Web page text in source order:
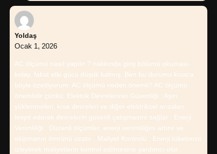
Yoldaş
Ocak 1, 2026
AC ölçümü nasıl yapılır ? hakkında giriş bölümü okuması
kolay, fakat etki gücü düşük kalmış. Ben bu durumu kısaca
böyle özetliyorum: AC ölçümü neden önemli? AC ölçümü
önemlidir çünkü: Elektrik Devrelerinin Güvenliği : Aşırı
yüklenmeleri, kısa devreleri ve diğer elektriksel arızaları
tespit ederek devrelerin güvenli çalışmasını sağlar . Enerji
Verimliliği : Düzenli ölçümler, enerji verimliliğini artırır ve
ekipmanın ömrünü uzatır . Maliyet Kontrolü : Enerji tüketimini
izleyerek maliyetlerin kontrol edilmesine yardımcı olur .